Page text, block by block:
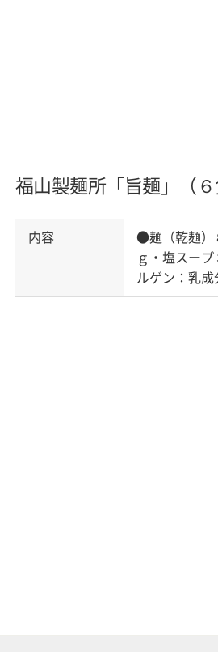
福山製麺所「旨麺」（
内容
●麺（乾麺）
ｇ・塩スー
ルゲン：乳